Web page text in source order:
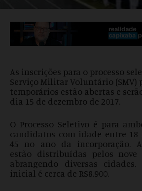
As inscrições para o processo
Serviço Militar Voluntário (SMV)
temporários estão abertas e
dia 15 de dezembro de 2017.
O Processo Seletivo é para
candidatos com idade entre 18
45 no ano da incorporação.
estão distribuídas pelos nove
abrangendo diversas
inicial é cerca de R$8.900.